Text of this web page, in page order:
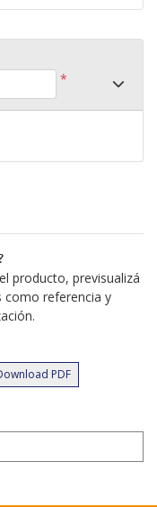
producto, previsualizá
como referencia y
PDF
*